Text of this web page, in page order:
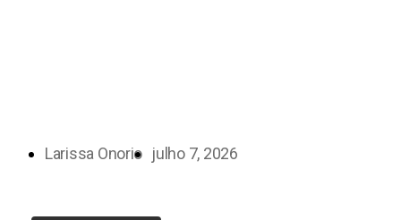
Larissa Onorio julho 7, 2026